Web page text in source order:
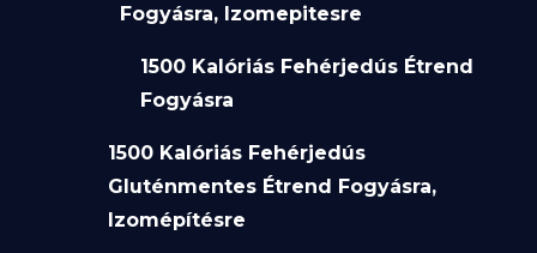
Fogyásra, Izomepitesre
1500 Kalóriás Fehérjedús Étrend
Fogyásra
1500 Kalóriás Fehérjedús
Gluténmentes Étrend Fogyásra,
Izomépítésre